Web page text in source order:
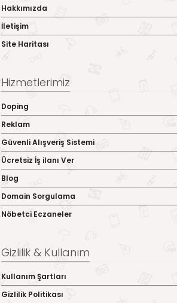
Hakkımızda
İletişim
Site Haritası
Hizmetlerimiz
Doping
Reklam
Güvenli Alışveriş Sistemi
Ücretsiz İş ilanı Ver
Blog
Domain Sorgulama
Nöbetci Eczaneler
Gizlilik & Kullanım
Kullanım Şartları
Gizlilik Politikası